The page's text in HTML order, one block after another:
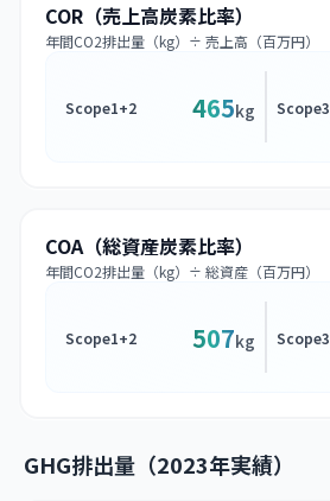
COR（売上高炭素比率）
年間CO2排出量（kg）÷ 売上高（百万円）
Scope1+2 465kg Scope3
COA（総資産炭素比率）
年間CO2排出量（kg）÷ 総資産（百万円）
Scope1+2 507kg Scope3
GHG排出量（2023年実績）